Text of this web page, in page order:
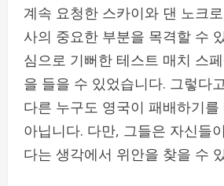
계속 요청한 스카이와 댄 노크
사의 중요한 부분을 목격할 수
심으로 기뻐한 테스트 매치 스
을 들을 수 있었습니다. 그렇다
다른 누구도 영국이 패배하기
아닙니다. 다만, 그들은 자신들
다는 생각에서 위안을 찾을 수